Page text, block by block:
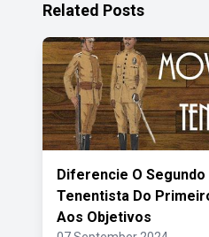
Related Posts
Diferencie O
Tenentista Do
Aos Objetivos